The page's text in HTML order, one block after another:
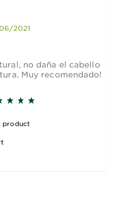
2021
no daña el cabello
Muy recomendado!
product